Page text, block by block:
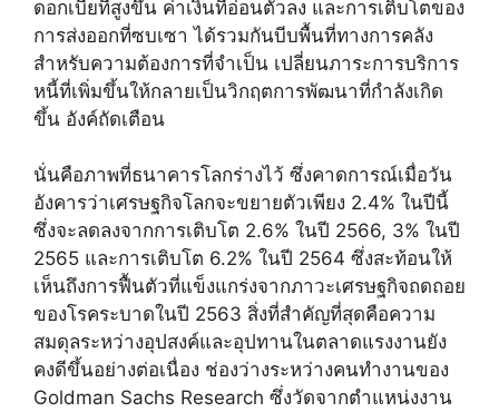
ดอกเบี้ยที่สูงขึ้น ค่าเงินที่อ่อนตัวลง และการเติบโตของ
การส่งออกที่ซบเซา ได้รวมกันบีบพื้นที่ทางการคลัง
สำหรับความต้องการที่จำเป็น เปลี่ยนภาระการบริการ
หนี้ที่เพิ่มขึ้นให้กลายเป็นวิกฤตการพัฒนาที่กำลังเกิด
ขึ้น อังค์ถัดเตือน
นั่นคือภาพที่ธนาคารโลกร่างไว้ ซึ่งคาดการณ์เมื่อวัน
อังคารว่าเศรษฐกิจโลกจะขยายตัวเพียง 2.4% ในปีนี้
ซึ่งจะลดลงจากการเติบโต 2.6% ในปี 2566, 3% ในปี
2565 และการเติบโต 6.2% ในปี 2564 ซึ่งสะท้อนให้
เห็นถึงการฟื้นตัวที่แข็งแกร่งจากภาวะเศรษฐกิจถดถอย
ของโรคระบาดในปี 2563 สิ่งที่สำคัญที่สุดคือความ
สมดุลระหว่างอุปสงค์และอุปทานในตลาดแรงงานยัง
คงดีขึ้นอย่างต่อเนื่อง ช่องว่างระหว่างคนทำงานของ
Goldman Sachs Research ซึ่งวัดจากตำแหน่งงาน